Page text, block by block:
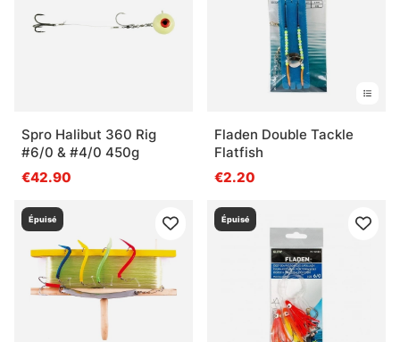
Spro Halibut 360 Rig
#6/0 & #4/0 450g
€42.90
Fladen Double Tackle
Flatfish
€2.20
Épuisé Épuisé